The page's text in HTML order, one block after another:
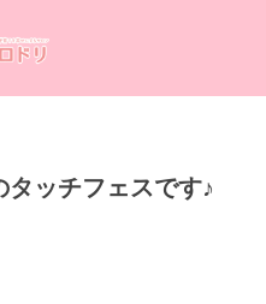
ッチフェスです♪